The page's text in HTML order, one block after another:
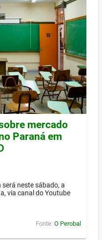
mercado
Paraná em
neste sábado, a
via canal do Youtube
Fonte: O Perobal